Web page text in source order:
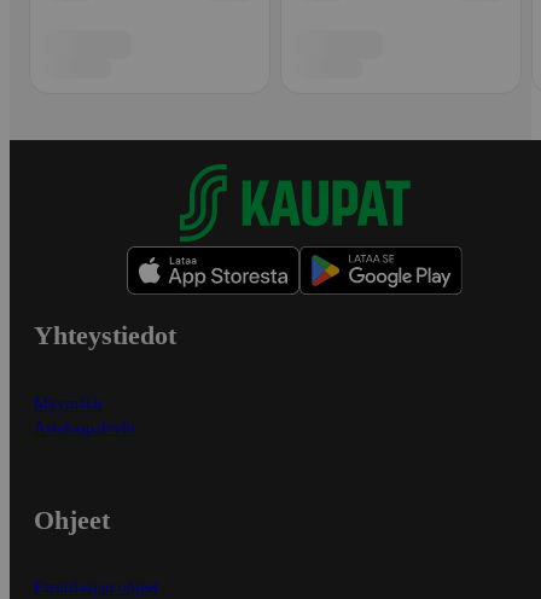
Yhteystiedot
Myymälät
Asiakaspalvelu
Ohjeet
Ensitilaajan ohjeet